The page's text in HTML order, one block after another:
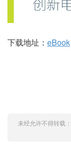
下载地址： eBook
未经允许不得转载：